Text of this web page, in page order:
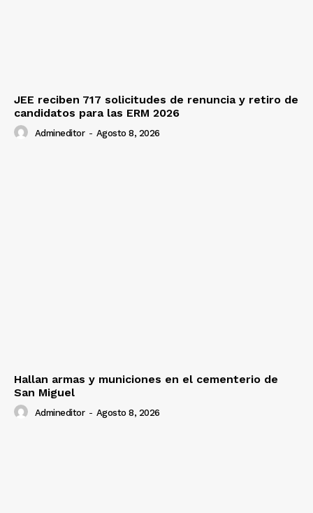
JEE reciben 717 solicitudes de renuncia y retiro de
candidatos para las ERM 2026
Admineditor - Agosto 8, 2026
Hallan armas y municiones en el cementerio de
San Miguel
Admineditor - Agosto 8, 2026